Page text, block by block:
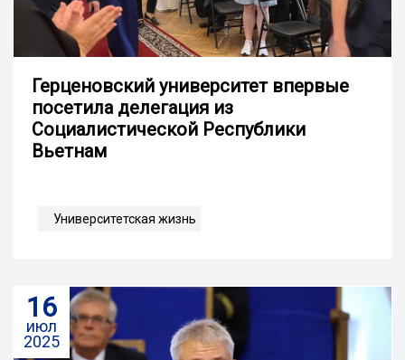
Герценовский университет впервые
посетила делегация из
Социалистической Республики
Вьетнам
Университетская жизнь
16
июл
2025